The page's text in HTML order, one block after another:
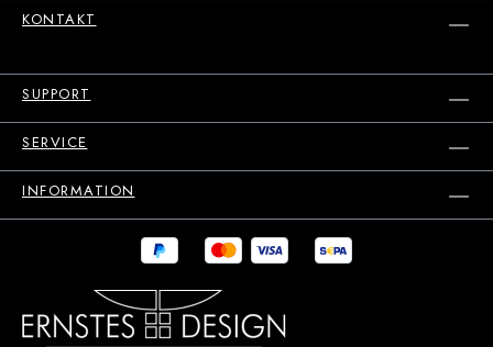
KONTAKT
SUPPORT
SERVICE
INFORMATION